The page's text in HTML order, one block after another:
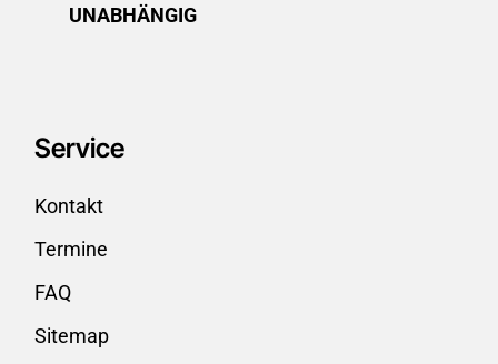
UNABHÄNGIG
Service
Kontakt
Termine
FAQ
Sitemap